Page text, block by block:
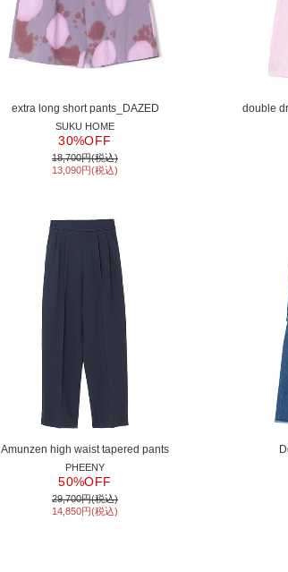
extra long short pants_DAZED
SUKU HOME
30%OFF
18,700円(税込)
13,090円(税込)
double
Amunzen high waist tapered pants
PHEENY
50%OFF
29,700円(税込)
14,850円(税込)